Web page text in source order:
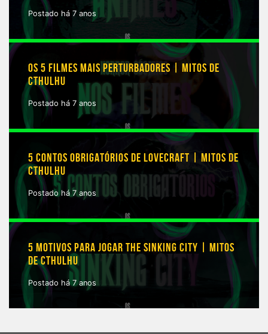
Postado há 7 anos
OS 5 FILMES MAIS PERTURBADORES | MITOS DE
CTHULHU
Postado há 7 anos
5 CONTOS OBRIGATÓRIOS DE LOVECRAFT | MITOS DE
CTHULHU
Postado há 7 anos
5 MOTIVOS PARA JOGAR THE SINKING CITY | MITOS
DE CTHULHU
Postado há 7 anos